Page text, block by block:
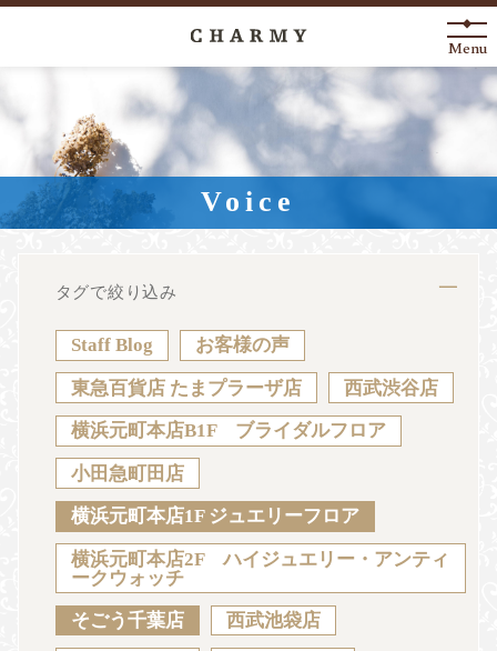
New Arrival
About
Engagement Ring
Anniversary
News Blog
Sustainability Voice Catalog
JA EN CH KO
Menu
Voice
タグで絞り込み
Staff Blog お客様の声
東急百貨店 たまプラーザ店 西武渋谷店
横浜元町本店B1F ブライダルフロア
小田急町田店
横浜元町本店1F ジュエリーフロア
横浜元町本店2F ハイジュエリー・アンティ
ークウォッチ
そごう千葉店 西武池袋店